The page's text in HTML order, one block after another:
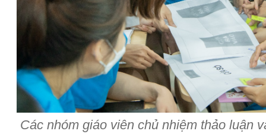
Các nhóm giáo viên chủ nhiệm thảo luận